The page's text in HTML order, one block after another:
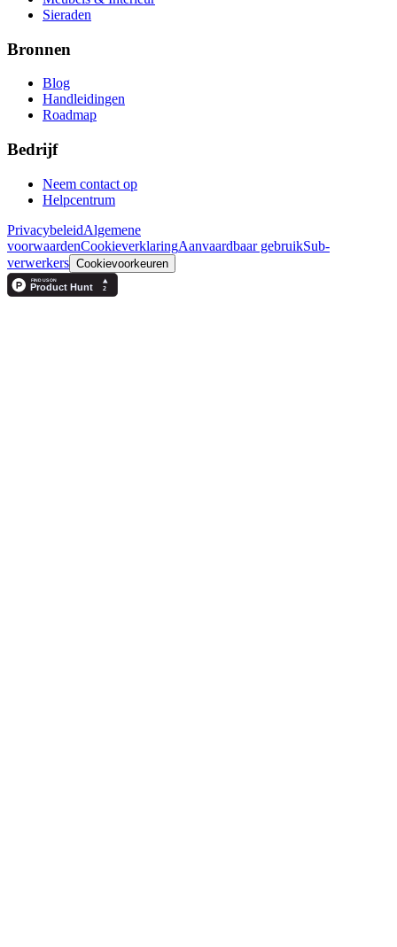
Sieraden
Bronnen
Blog
Handleidingen
Roadmap
Bedrijf
Neem contact op
Helpcentrum
PrivacybeleidAlgemene
voorwaardenCookieverklaringAanvaardbaar gebruikSub-
verwerkers Cookievoorkeuren